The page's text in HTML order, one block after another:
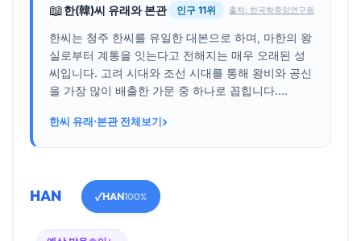
📖한(韓)씨 유래와 본관 인구 11위 출처: 한국학중앙연구원
한씨는 청주 한씨를 유일한 대본으로 하며, 마한의 왕
실로부터 계통을 잇는다고 전해지는 매우 오래된 성
씨입니다. 고려 시대와 조선 시대를 통해 왕비와 공신
을 가장 많이 배출한 가문 중 하나로 꼽힙니다....
한씨 유래·본관 전체보기›
HAN ✓HAN100%